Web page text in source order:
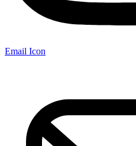
Email Icon